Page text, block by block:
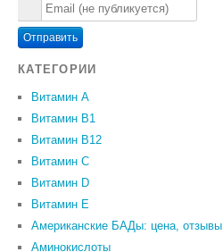
Отправить
КАТЕГОРИИ
Витамин A
Витамин B1
Витамин B12
Витамин C
Витамин D
Витамин Е
Американские БАДы: цена, отзывы
Аминокислоты